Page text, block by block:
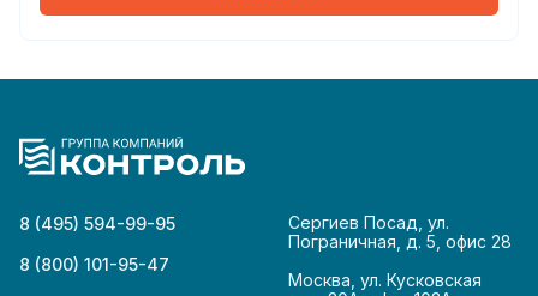
8 (495) 594-99-95
8 (800) 101-95-47
Сергиев Посад, ул.
Пограничная, д. 5, офис 28
Москва, ул. Кусковская